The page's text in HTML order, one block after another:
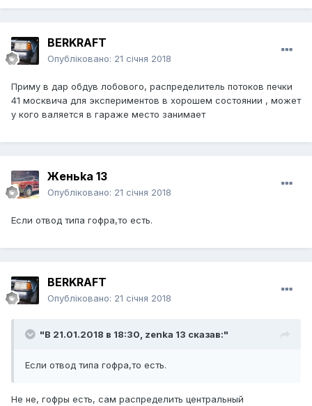
BERKRAFT
Опубліковано: 21 січня 2018
Приму в дар обдув лобового, распределитель потоков печки
41 москвича для экспериментов в хорошем состоянии , может
у кого валяется в гараже место занимает
Женьka 13
Опубліковано: 21 січня 2018
Если отвод типа гофра,то есть.
BERKRAFT
Опубліковано: 21 січня 2018
"В 21.01.2018 в 18:30, zenka 13 сказав:"
Если отвод типа гофра,то есть.
Не не, гофры есть, сам распределить центральный